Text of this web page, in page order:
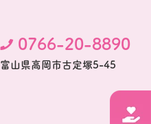
0766-20-8890
富⼭県⾼岡市古定塚5-45